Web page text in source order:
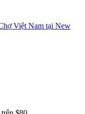
Việt Nam tại New